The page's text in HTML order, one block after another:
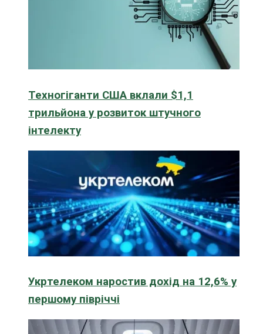
Техногіганти США вклали $1,1
трильйона у розвиток штучного
інтелекту
Укртелеком наростив дохід на 12,6% у
першому півріччі